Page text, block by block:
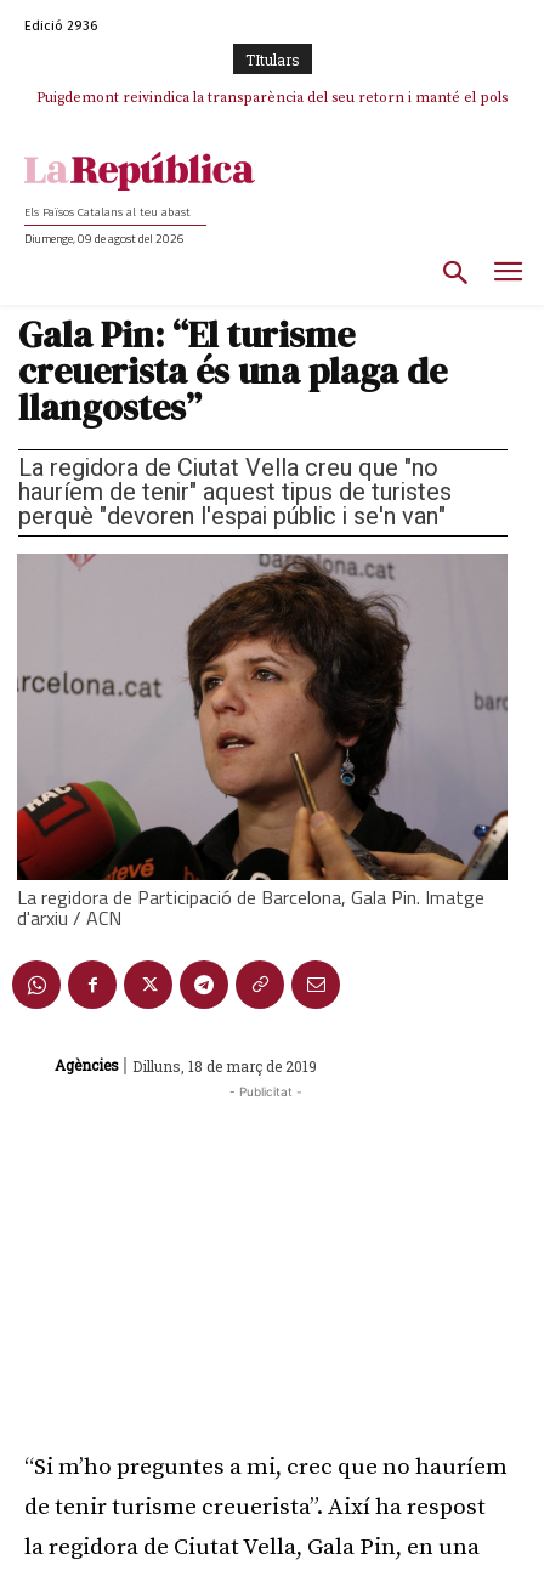
Edició 2936
TItulars
Puigdemont reivindica la transparència del seu retorn i manté el pols
Els Països Catalans al teu abast
Diumenge, 09 de agost del 2026
Gala Pin: “El turisme
creuerista és una plaga de
llangostes”
La regidora de Ciutat Vella creu que "no
hauríem de tenir" aquest tipus de turistes
perquè "devoren l'espai públic i se'n van"
La regidora de Participació de Barcelona, Gala Pin. Imatge
d'arxiu / ACN
Agències | Dilluns, 18 de març de 2019
- Publicitat -
“Si m’ho preguntes a mi, crec que no hauríem
de tenir turisme creuerista”. Així ha respost
la regidora de Ciutat Vella, Gala Pin, en una